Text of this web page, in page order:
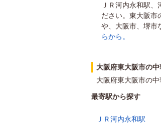
ＪＲ河内永和駅
ださい。東大阪市
や、大阪市、堺市
らから。
大阪府東大阪市の
大阪府東大阪市の
最寄駅から探す
ＪＲ河内永和駅